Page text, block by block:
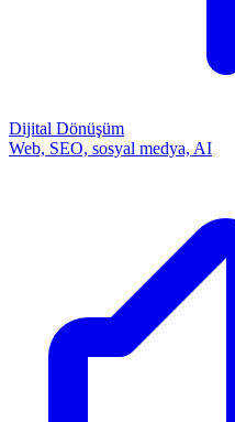
Dijital Dönüşüm
Web, SEO, sosyal medya, AI